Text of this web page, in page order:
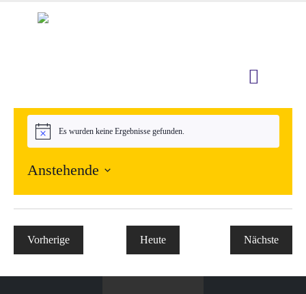
HinweisEs wurden keine Ergebnisse gefunden.
Anstehende
wählen.
Vorherige
Veranstaltungen
Heute
Nächste